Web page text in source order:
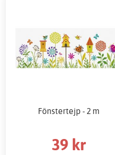
Fönstertejp - 2 m
39 kr